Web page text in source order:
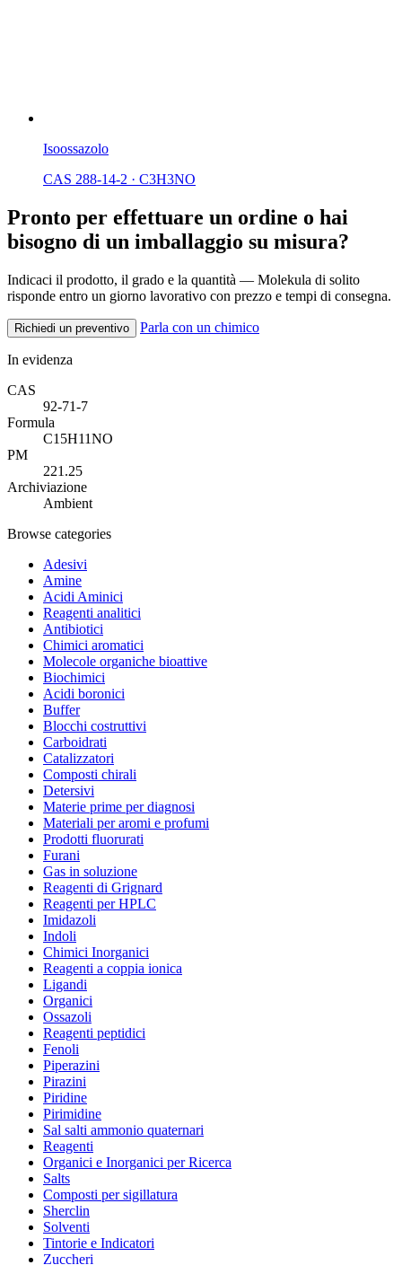
Isoossazolo
CAS 288-14-2 · C3H3NO
Pronto per effettuare un ordine o hai
bisogno di un imballaggio su misura?
Indicaci il prodotto, il grado e la quantità — Molekula di solito
risponde entro un giorno lavorativo con prezzo e tempi di consegna.
Richiedi un preventivo Parla con un chimico
In evidenza
CAS
92-71-7
Formula
C15H11NO
PM
221.25
Archiviazione
Ambient
Browse categories
Adesivi
Amine
Acidi Aminici
Reagenti analitici
Antibiotici
Chimici aromatici
Molecole organiche bioattive
Biochimici
Acidi boronici
Buffer
Blocchi costruttivi
Carboidrati
Catalizzatori
Composti chirali
Detersivi
Materie prime per diagnosi
Materiali per aromi e profumi
Prodotti fluorurati
Furani
Gas in soluzione
Reagenti di Grignard
Reagenti per HPLC
Imidazoli
Indoli
Chimici Inorganici
Reagenti a coppia ionica
Ligandi
Organici
Ossazoli
Reagenti peptidici
Fenoli
Piperazini
Pirazini
Piridine
Pirimidine
Sal salti ammonio quaternari
Reagenti
Organici e Inorganici per Ricerca
Salts
Composti per sigillatura
Sherclin
Solventi
Tintorie e Indicatori
Zuccheri